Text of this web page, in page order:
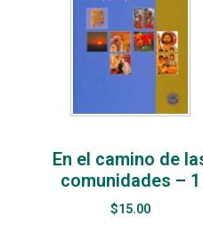
En el camino de
comunidades – 1
$15.00